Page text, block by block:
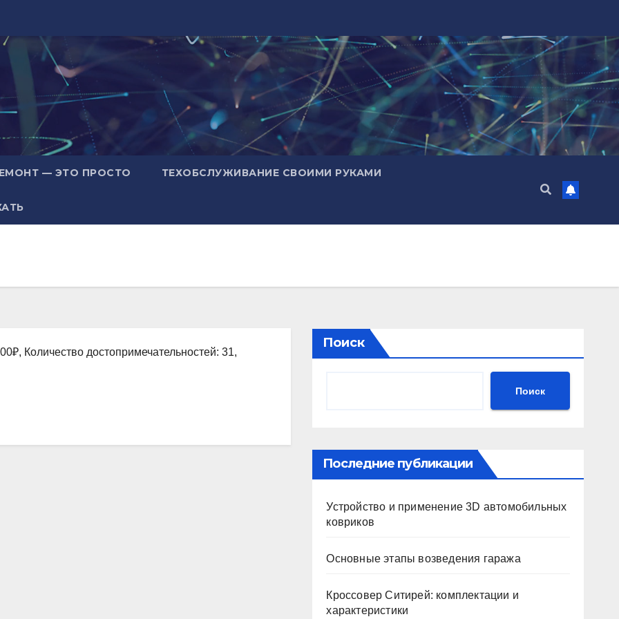
— ЭТО ПРОСТО ТЕХОБСЛУЖИВАНИЕ СВОИМИ РУКАМИ
Количество достопримечательностей: 31,
Поиск
Поиск
Последние публикации
Устройство и применение 3D автомобильных
ковриков
Основные этапы возведения гаража
Кроссовер Ситирей: комплектации и
характеристики